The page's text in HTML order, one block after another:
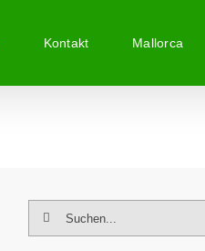
Kontakt Mallorca
Suche